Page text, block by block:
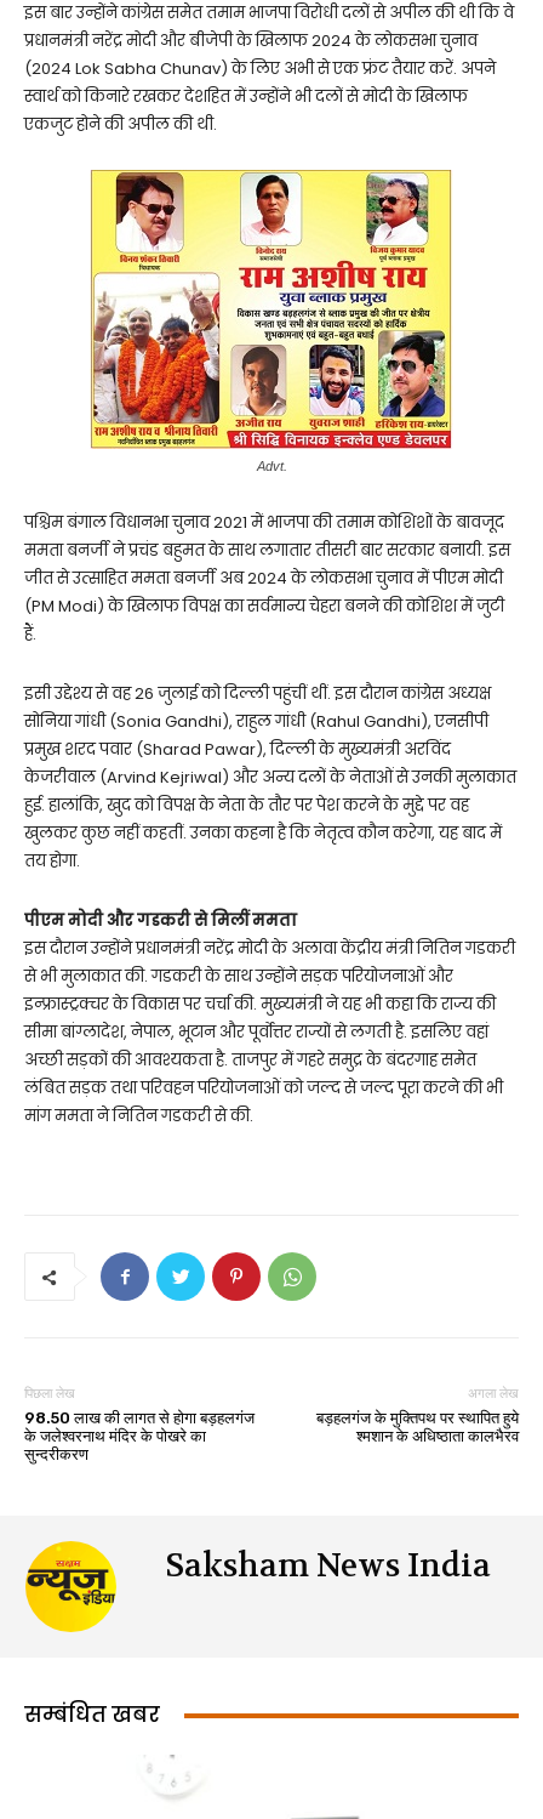
इस बार उन्होंने कांग्रेस समेत तमाम भाजपा विरोधी दलों से अपील की थी कि वे
प्रधानमंत्री नरेंद्र मोदी और बीजेपी के खिलाफ 2024 के लोकसभा चुनाव
(2024 Lok Sabha Chunav) के लिए अभी से एक फ्रंट तैयार करें. अपने
स्वार्थ को किनारे रखकर देशहित में उन्होंने भी दलों से मोदी के खिलाफ
एकजुट होने की अपील की थी.
Advt.
पश्चिम बंगाल विधानभा चुनाव 2021 में भाजपा की तमाम कोशिशों के बावजूद
ममता बनर्जी ने प्रचंड बहुमत के साथ लगातार तीसरी बार सरकार बनायी. इस
जीत से उत्साहित ममता बनर्जी अब 2024 के लोकसभा चुनाव में पीएम मोदी
(PM Modi) के खिलाफ विपक्ष का सर्वमान्य चेहरा बनने की कोशिश में जुटी
हैं.
इसी उद्देश्य से वह 26 जुलाई को दिल्ली पहुंचीं थीं. इस दौरान कांग्रेस अध्यक्ष
सोनिया गांधी (Sonia Gandhi), राहुल गांधी (Rahul Gandhi), एनसीपी
प्रमुख शरद पवार (Sharad Pawar), दिल्ली के मुख्यमंत्री अरविंद
केजरीवाल (Arvind Kejriwal) और अन्य दलों के नेताओं से उनकी मुलाकात
हुई. हालांकि, खुद को विपक्ष के नेता के तौर पर पेश करने के मुद्दे पर वह
खुलकर कुछ नहीं कहतीं. उनका कहना है कि नेतृत्व कौन करेगा, यह बाद में
तय होगा.
पीएम मोदी और गडकरी से मिलीं ममता
इस दौरान उन्होंने प्रधानमंत्री नरेंद्र मोदी के अलावा केंद्रीय मंत्री नितिन गडकरी
से भी मुलाकात की. गडकरी के साथ उन्होंने सड़क परियोजनाओं और
इन्फ्रास्ट्रक्चर के विकास पर चर्चा की. मुख्यमंत्री ने यह भी कहा कि राज्य की
सीमा बांग्लादेश, नेपाल, भूटान और पूर्वोत्तर राज्यों से लगती है. इसलिए वहां
अच्छी सड़कों की आवश्यकता है. ताजपुर में गहरे समुद्र के बंदरगाह समेत
लंबित सड़क तथा परिवहन परियोजनाओं को जल्द से जल्द पूरा करने की भी
मांग ममता ने नितिन गडकरी से की.
पिछला लेख
98.50 लाख की लागत से होगा बड़हलगंज
के जलेश्वरनाथ मंदिर के पोखरे का
सुन्दरीकरण
अगला लेख
बड़हलगंज के मुक्तिपथ पर स्थापित हुये
श्मशान के अधिष्ठाता कालभैरव
Saksham News India
सम्बंधित खबर